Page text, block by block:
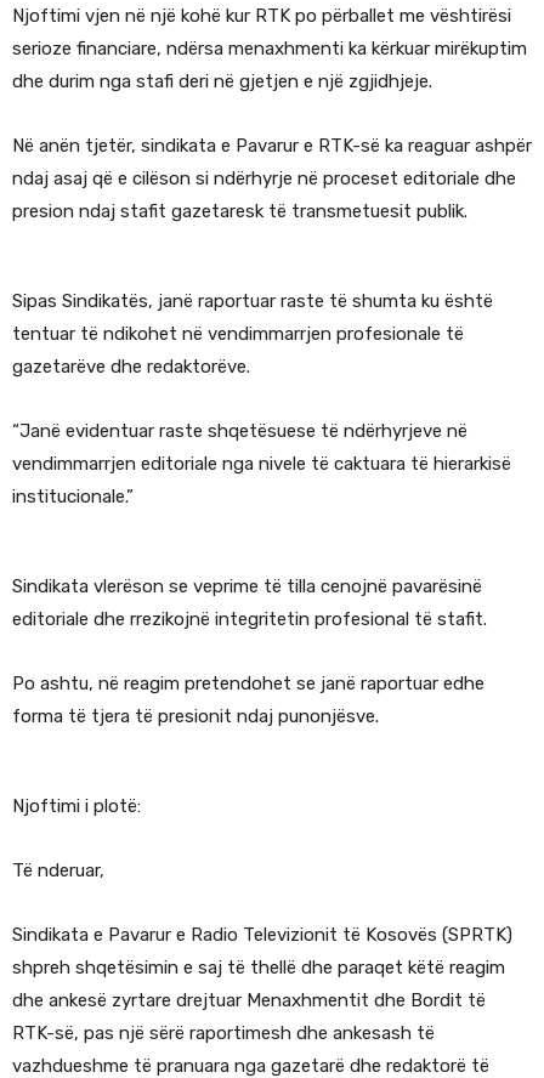
Njoftimi vjen në një kohë kur RTK po përballet me vështirësi
serioze financiare, ndërsa menaxhmenti ka kërkuar mirëkuptim
dhe durim nga stafi deri në gjetjen e një zgjidhjeje.
Në anën tjetër, sindikata e Pavarur e RTK-së ka reaguar ashpër
ndaj asaj që e cilëson si ndërhyrje në proceset editoriale dhe
presion ndaj stafit gazetaresk të transmetuesit publik.
Sipas Sindikatës, janë raportuar raste të shumta ku është
tentuar të ndikohet në vendimmarrjen profesionale të
gazetarëve dhe redaktorëve.
“Janë evidentuar raste shqetësuese të ndërhyrjeve në
vendimmarrjen editoriale nga nivele të caktuara të hierarkisë
institucionale.”
Sindikata vlerëson se veprime të tilla cenojnë pavarësinë
editoriale dhe rrezikojnë integritetin profesional të stafit.
Po ashtu, në reagim pretendohet se janë raportuar edhe
forma të tjera të presionit ndaj punonjësve.
Njoftimi i plotë:
Të nderuar,
Sindikata e Pavarur e Radio Televizionit të Kosovës (SPRTK)
shpreh shqetësimin e saj të thellë dhe paraqet këtë reagim
dhe ankesë zyrtare drejtuar Menaxhmentit dhe Bordit të
RTK-së, pas një sërë raportimesh dhe ankesash të
vazhdueshme të pranuara nga gazetarë dhe redaktorë të